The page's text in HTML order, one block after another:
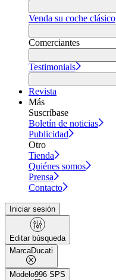
Venda su coche clásico
Comerciantes
Testimonials
Revista
Más
Suscríbase
Boletín de noticias
Publicidad
Otro
Tienda
Quiénes somos
Prensa
Contacto
Iniciar sesión
Editar búsqueda
MarcaDucati
Modelo996 SPS